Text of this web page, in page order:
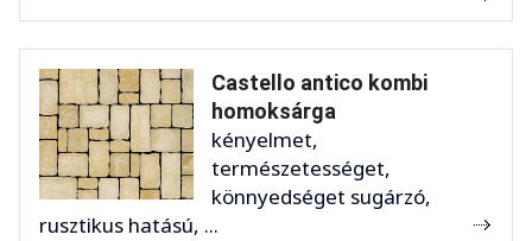
Castello antico kombi
homoksárga
kényelmet,
természetességet,
könnyedséget sugárzó,
rusztikus hatású, ...